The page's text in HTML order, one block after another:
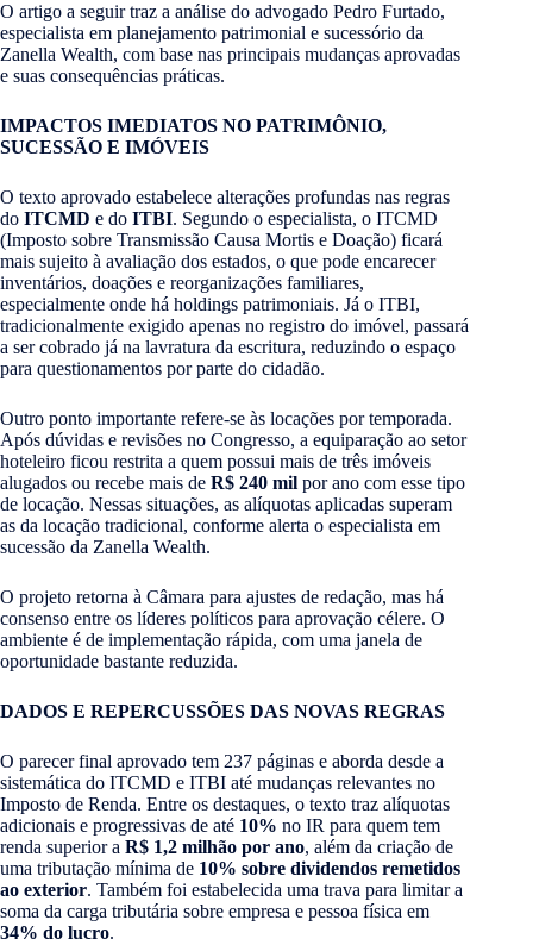
O artigo a seguir traz a análise do advogado Pedro Furtado,
especialista em planejamento patrimonial e sucessório da
Zanella Wealth, com base nas principais mudanças aprovadas
e suas consequências práticas.
IMPACTOS IMEDIATOS NO PATRIMÔNIO,
SUCESSÃO E IMÓVEIS
O texto aprovado estabelece alterações profundas nas regras
do ITCMD e do ITBI. Segundo o especialista, o ITCMD
(Imposto sobre Transmissão Causa Mortis e Doação) ficará
mais sujeito à avaliação dos estados, o que pode encarecer
inventários, doações e reorganizações familiares,
especialmente onde há holdings patrimoniais. Já o ITBI,
tradicionalmente exigido apenas no registro do imóvel, passará
a ser cobrado já na lavratura da escritura, reduzindo o espaço
para questionamentos por parte do cidadão.
Outro ponto importante refere-se às locações por temporada.
Após dúvidas e revisões no Congresso, a equiparação ao setor
hoteleiro ficou restrita a quem possui mais de três imóveis
alugados ou recebe mais de R$ 240 mil por ano com esse tipo
de locação. Nessas situações, as alíquotas aplicadas superam
as da locação tradicional, conforme alerta o especialista em
sucessão da Zanella Wealth.
O projeto retorna à Câmara para ajustes de redação, mas há
consenso entre os líderes políticos para aprovação célere. O
ambiente é de implementação rápida, com uma janela de
oportunidade bastante reduzida.
DADOS E REPERCUSSÕES DAS NOVAS REGRAS
O parecer final aprovado tem 237 páginas e aborda desde a
sistemática do ITCMD e ITBI até mudanças relevantes no
Imposto de Renda. Entre os destaques, o texto traz alíquotas
adicionais e progressivas de até 10% no IR para quem tem
renda superior a R$ 1,2 milhão por ano, além da criação de
uma tributação mínima de 10% sobre dividendos remetidos
ao exterior. Também foi estabelecida uma trava para limitar a
soma da carga tributária sobre empresa e pessoa física em
34% do lucro.